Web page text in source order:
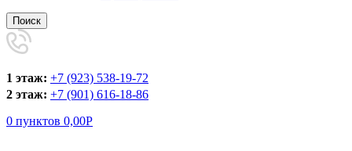
Поиск
1 этаж: +7 (923) 538-19-72
2 этаж: +7 (901) 616-18-86
0 пунктов 0,00Р